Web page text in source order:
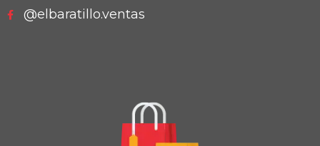
@elbaratillo.ventas